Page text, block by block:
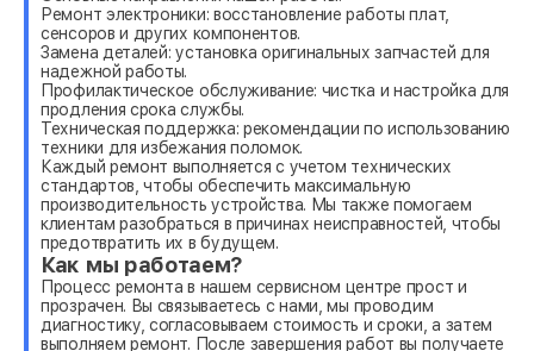
Ремонт электроники: восстановление работы плат,
сенсоров и других компонентов.
Замена деталей: установка оригинальных запчастей для
надежной работы.
Профилактическое обслуживание: чистка и настройка для
продления срока службы.
Техническая поддержка: рекомендации по использованию
техники для избежания поломок.
Каждый ремонт выполняется с учетом технических
стандартов, чтобы обеспечить максимальную
производительность устройства. Мы также помогаем
клиентам разобраться в причинах неисправностей, чтобы
предотвратить их в будущем.
Как мы работаем?
Процесс ремонта в нашем сервисном центре прост и
прозрачен. Вы связываетесь с нами, мы проводим
диагностику, согласовываем стоимость и сроки, а затем
выполняем ремонт. После завершения работ вы получаете